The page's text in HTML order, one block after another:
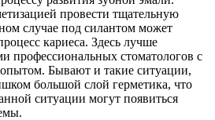
провести тщательную
случае под силантом может
кариеса. Здесь лучше
профессиональных стоматологов с
Бывают и такие ситуации,
большой слой герметика, что
ситуации могут появиться